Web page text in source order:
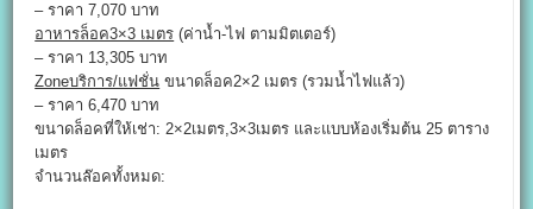
– ราคา 7,070 บาท
อาหารล็อค3×3 เมตร (ค่าน้ำ-ไฟ ตามมิตเตอร์)
– ราคา 13,305 บาท
Zoneบริการ/แฟชั่น ขนาดล็อค2×2 เมตร (รวมน้ำไฟแล้ว)
– ราคา 6,470 บาท
ขนาดล็อคที่ให้เช่า: 2×2เมตร,3×3เมตร และแบบห้องเริ่มต้น 25 ตาราง
เมตร
จำนวนล๊อคทั้งหมด: